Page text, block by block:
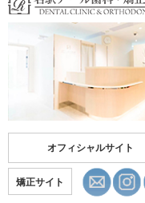
オフィシャルサイト
矯正サイト